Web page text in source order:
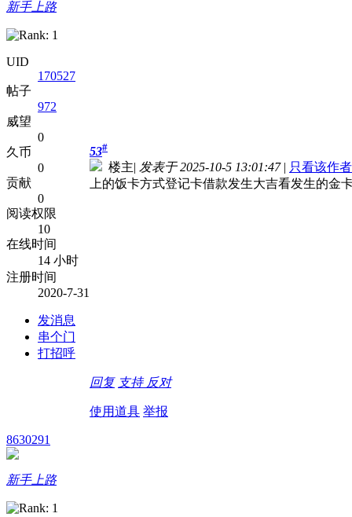
新手上路
UID
170527
帖子
972
威望
0
久币
0
贡献
0
阅读权限
10
在线时间
14 小时
注册时间
2020-7-31
发消息
串个门
打招呼
53#
楼主| 发表于 2025-10-5 13:01:47 | 只看该作者
上的饭卡方式登记卡借款发生大吉看发生的
回复 支持 反对
使用道具 举报
8630291
新手上路